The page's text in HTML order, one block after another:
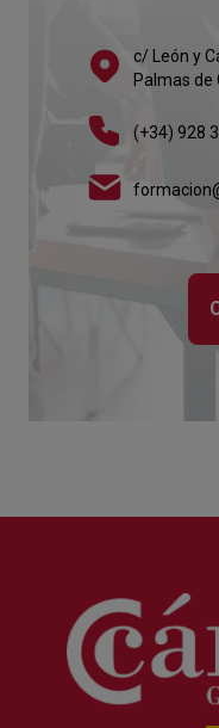
c/ León y
Palmas de
(+34) 928